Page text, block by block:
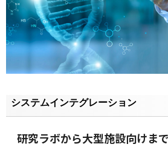
システムインテグレーション
研究ラボから大型施設向けま